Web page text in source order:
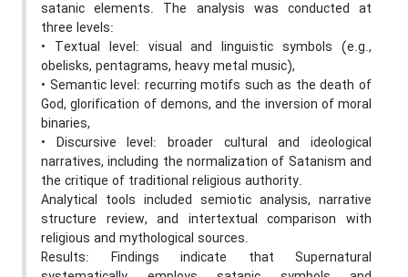
satanic elements. The analysis was conducted at
three levels:
• Textual level: visual and linguistic symbols (e.g.,
obelisks, pentagrams, heavy metal music),
• Semantic level: recurring motifs such as the death of
God, glorification of demons, and the inversion of moral
binaries,
• Discursive level: broader cultural and ideological
narratives, including the normalization of Satanism and
the critique of traditional religious authority.
Analytical tools included semiotic analysis, narrative
structure review, and intertextual comparison with
religious and mythological sources.
Results: Findings indicate that Supernatural